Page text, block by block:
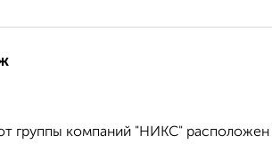
компаний "НИКС" расположен